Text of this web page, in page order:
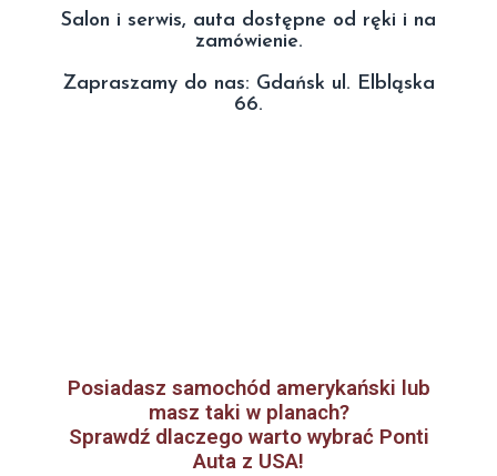
Salon i serwis, auta dostępne od ręki i na
zamówienie.
Zapraszamy do nas: Gdańsk ul. Elbląska
66.
Posiadasz samochód amerykański lub
masz taki w planach?
Sprawdź dlaczego warto wybrać Ponti
Auta z USA!